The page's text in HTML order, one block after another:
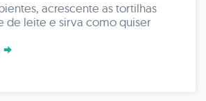
acrescente as tortilhas
de leite e sirva como quiser